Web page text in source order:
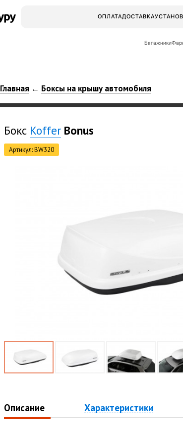
ОПЛАТАДОСТАВКА
Багажники
Главная ← Боксы на крышу автомобиля
Бокс Koffer Bonus
Артикул: BW320
Описание Характеристики